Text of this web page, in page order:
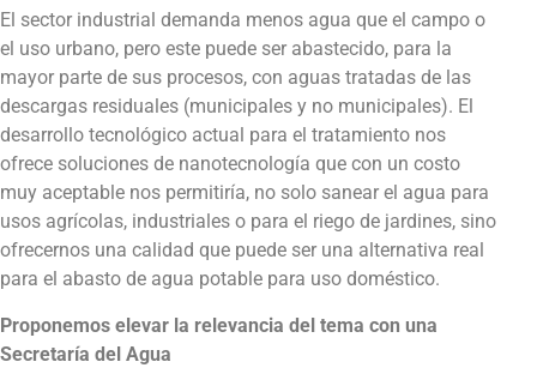
El sector industrial demanda menos agua que el campo o
el uso urbano, pero este puede ser abastecido, para la
mayor parte de sus procesos, con aguas tratadas de las
descargas residuales (municipales y no municipales). El
desarrollo tecnológico actual para el tratamiento nos
ofrece soluciones de nanotecnología que con un costo
muy aceptable nos permitiría, no solo sanear el agua para
usos agrícolas, industriales o para el riego de jardines, sino
ofrecernos una calidad que puede ser una alternativa real
para el abasto de agua potable para uso doméstico.
Proponemos elevar la relevancia del tema con una
Secretaría del Agua